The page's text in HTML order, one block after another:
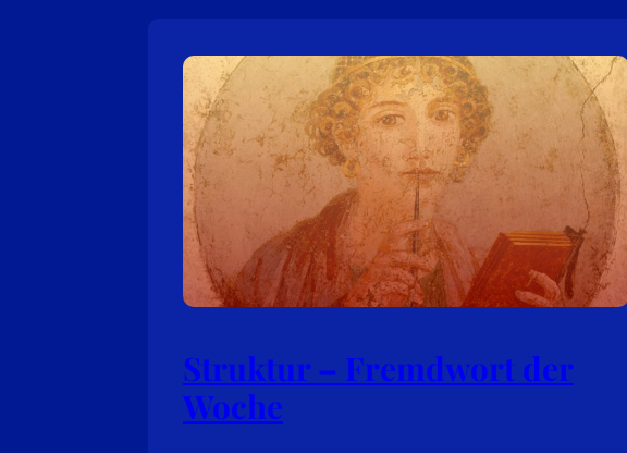
Struktur – Fremdwort der
Woche